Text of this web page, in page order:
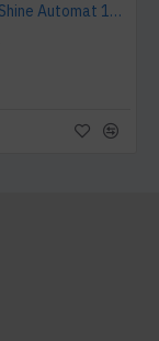
Detergent Floor Shine Automat 10 L Konga